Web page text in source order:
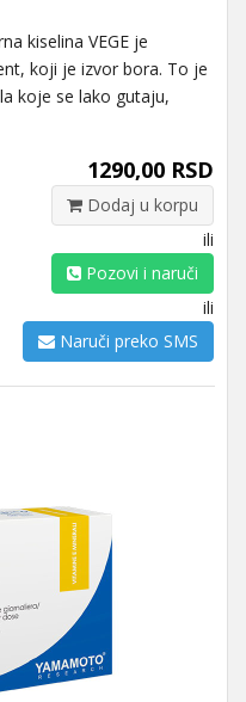
kiselina VEGE je
koji je izvor bora. To je
koje se lako gutaju,
1290,00 RSD
Dodaj u korpu
ili
Pozovi i naruči
ili
Naruči preko SMS